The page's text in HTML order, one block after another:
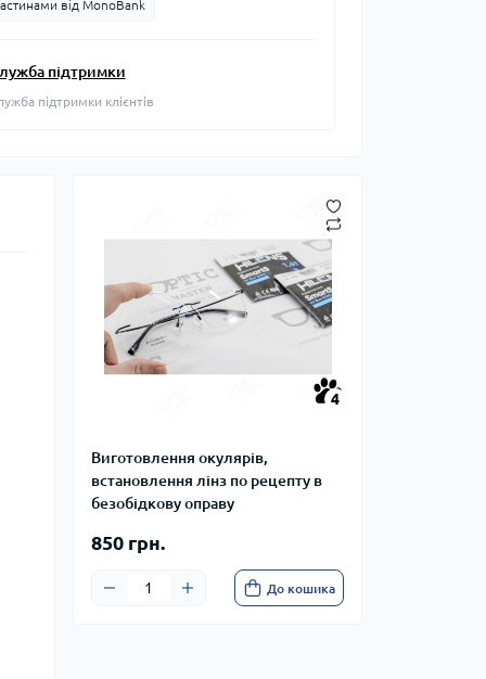
від MonoBank
підтримки
підтримки клієнтів
4
Виготовлення окулярів,
встановлення лінз по рецепту в
безобідкову оправу
850 грн.
До кошика